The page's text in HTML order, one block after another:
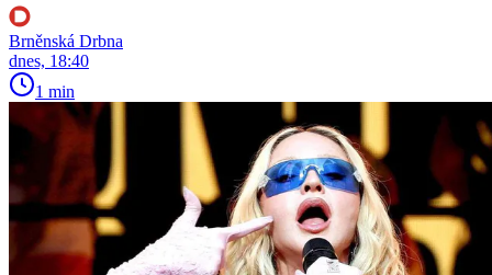
Brněnská Drbna
dnes, 18:40
1 min